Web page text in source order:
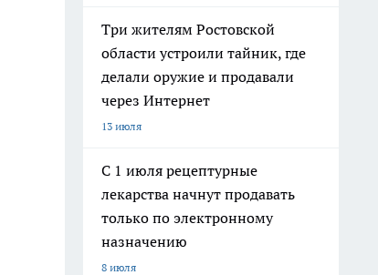
Три жителям Ростовской
области устроили тайник, где
делали оружие и продавали
через Интернет
13 июля
С 1 июля рецептурные
лекарства начнут продавать
только по электронному
назначению
8 июля